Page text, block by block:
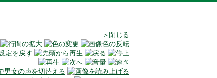
＞閉じる